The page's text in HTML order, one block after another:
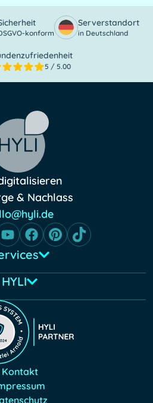
konform
Serverstandort
in Deutschland
5 / 5.00
& Nachlass
HYLI
Kontakt